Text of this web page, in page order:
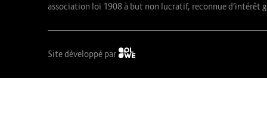
association loi 1908 à but non lucratif, reconnue d’intérêt
Site développé par